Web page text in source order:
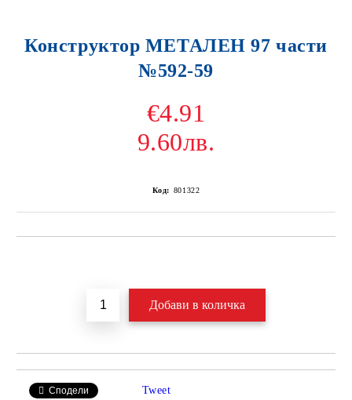
Конструктор МЕТАЛЕН 97 части
№592-59
€4.91
9.60лв.
Код: 801322
Сподели Tweet